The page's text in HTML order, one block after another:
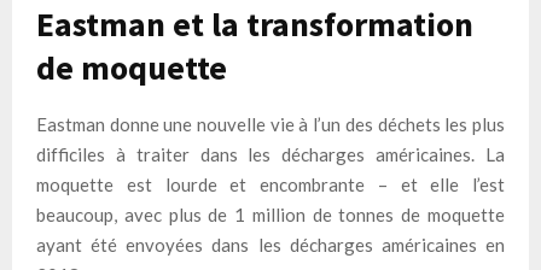
Eastman et la transformation
de moquette
Eastman donne une nouvelle vie à l’un des déchets les plus
difficiles à traiter dans les décharges américaines. La
moquette est lourde et encombrante – et elle l’est
beaucoup, avec plus de 1 million de tonnes de moquette
ayant été envoyées dans les décharges américaines en